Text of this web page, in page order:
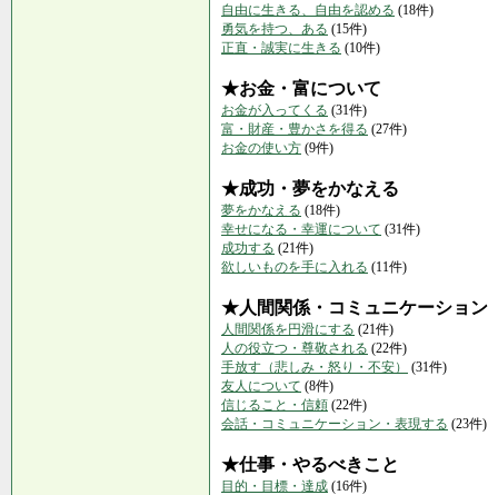
自由に生きる、自由を認める (18件)
勇気を持つ、ある (15件)
正直・誠実に生きる (10件)
★お金・富について
お金が入ってくる (31件)
富・財産・豊かさを得る (27件)
お金の使い方 (9件)
★成功・夢をかなえる
夢をかなえる (18件)
幸せになる・幸運について (31件)
成功する (21件)
欲しいものを手に入れる (11件)
★人間関係・コミュニケーション
人間関係を円滑にする (21件)
人の役立つ・尊敬される (22件)
手放す（悲しみ・怒り・不安）
(31件)
友人について (8件)
信じること・信頼 (22件)
会話・コミュニケーション・表現する (23件)
★仕事・やるべきこと
目的・目標・達成 (16件)